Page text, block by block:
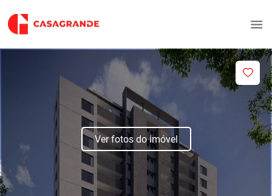
Ver fotos do imóvel